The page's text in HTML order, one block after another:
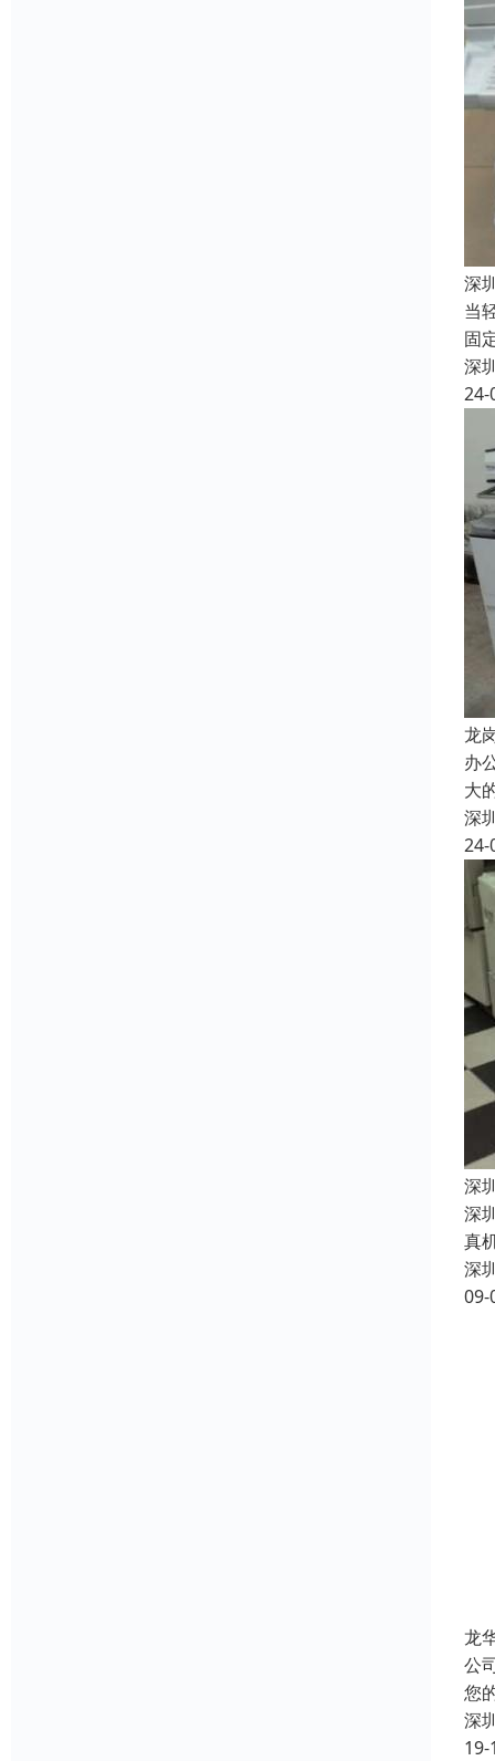
深
当
固
深
24-
龙
办
大
深
24-
深
深
真
深
09-
龙
公
您
深
19-